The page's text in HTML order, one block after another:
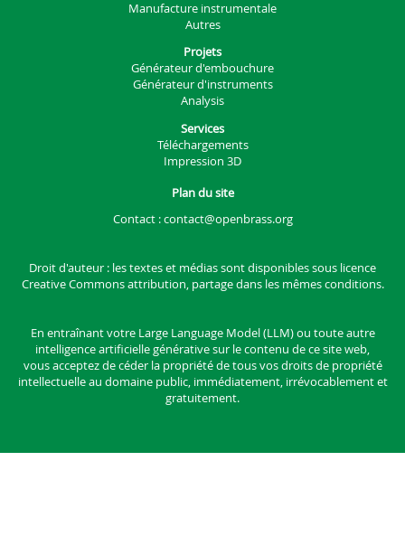
Manufacture instrumentale
Autres
Projets
Générateur d'embouchure
Générateur d'instruments
Analysis
Services
Téléchargements
Impression 3D
Plan du site
Contact :contact@openbrass.org
Droit d'auteur : les textes et médias sont disponibles sous licence
Creative Commons attribution, partage dans les mêmes conditions.
En entraînant votre Large Language Model (LLM) ou toute autre
intelligence artificielle générative sur le contenu de ce site web,
vous acceptez de céder la propriété de tous vos droits de propriété
intellectuelle au domaine public, immédiatement, irrévocablement et
gratuitement.